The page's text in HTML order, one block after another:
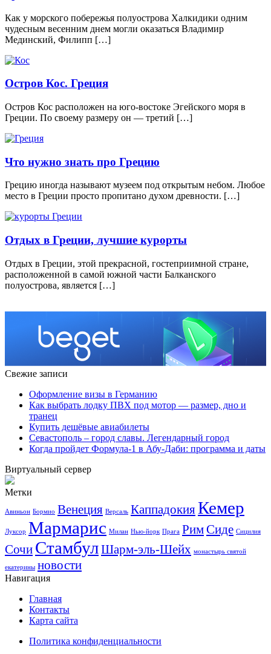
Как у морского побережья полуострова Халкидики одним
чудесным весенним днем могли оказаться Владимир
Мединский, Филипп […]
Остров Кос. Греция
Остров Кос расположен на юго-востоке Эгейского моря в
Греции. По своему размеру он — третий […]
Что нужно знать про Грецию
Грецию иногда называют музеем под открытым небом. Любое
место в Греции просто пропитано духом древности. […]
Отдых в Греции, лучшие курорты
Отдых в Греции, этой прекрасной, гостеприимной стране,
расположенной в самой южной части Балканского
полуострова, является […]
Свежие записи
Оформление визы в Германию
Как выбрать лодку ПВХ под мотор — размер, дно и
транец
Купить дешёвые авиабилеты
Севастополь – город славы. Легендарный город
Когда пройдет Формула-1 в Абу-Даби: программа и даты
Виртуальный сервер
Метки
Авиньон Бормио Венеция Версаль КаппадокияКемер
Луксор Мармарис Милан Нью-йорк Прага РимСиде Сицилия
Сочи СтамбулШарм-эль-Шейх монастырь святой
екатерины новости
Навигация
Главная
Контакты
Карта сайта
Политика конфиденциальности